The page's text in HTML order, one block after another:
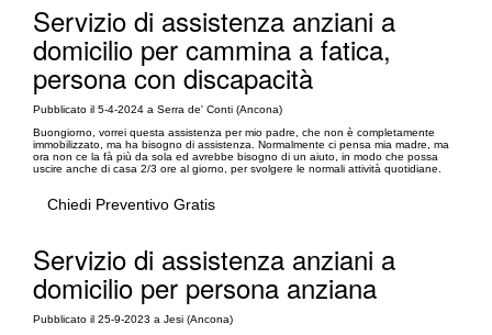
Servizio di assistenza anziani a
domicilio per cammina a fatica,
persona con discapacità
Pubblicato il 5-4-2024 a Serra de' Conti (Ancona)
Buongiorno, vorrei questa assistenza per mio padre, che non è completamente
immobilizzato, ma ha bisogno di assistenza. Normalmente ci pensa mia madre, ma
ora non ce la fà più da sola ed avrebbe bisogno di un aiuto, in modo che possa
uscire anche di casa 2/3 ore al giorno, per svolgere le normali attività quotidiane.
Chiedi Preventivo Gratis
Servizio di assistenza anziani a
domicilio per persona anziana
Pubblicato il 25-9-2023 a Jesi (Ancona)